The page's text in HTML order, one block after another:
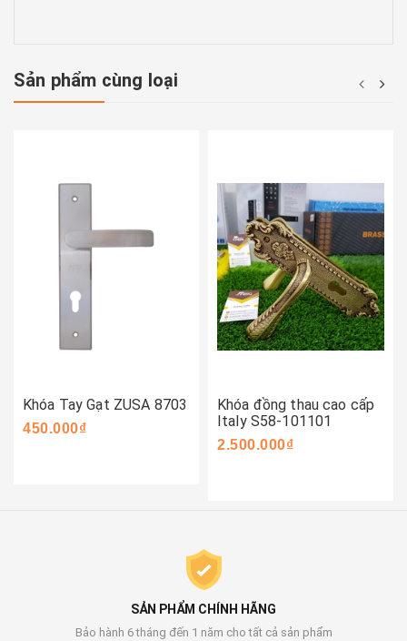
Sản phẩm cùng loại
Khóa Tay Gạt ZUSA 8703
450.000₫
Khóa đồng thau cao cấp
Italy S58-101101
2.500.000₫
SẢN PHẨM CHÍNH HÃNG
Bảo hành 6 tháng đến 1 năm cho tất cả sản phẩm